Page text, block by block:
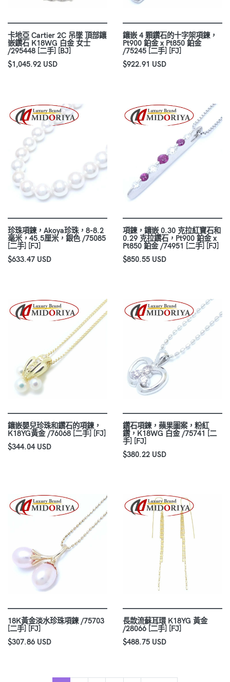
卡地亞 Cartier 2C 吊墜 頂部鑲
嵌鑽石 K18WG 白金 女士
/295448 [二手] [BJ]
$1,045.92 USD
鑲嵌 4 顆鑽石的十字架項鍊，
Pt900 鉑金 x Pt850 鉑金
/75245 [二手] [FJ]
$922.91 USD
珍珠項鍊，Akoya珍珠，8-8.2
毫米，45.5厘米，銀色 /75085
[二手] [FJ]
$633.47 USD
項鍊，鑲嵌 0.30 克拉紅寶石和
0.29 克拉鑽石，Pt900 鉑金 x
Pt850 鉑金 /74951 [二手] [FJ]
$850.55 USD
鑲嵌嬰兒珍珠和鑽石的項鍊，
K18YG黃金 /76068 [二手] [FJ]
$344.04 USD
鑽石項鍊，蘋果圖案，粉紅
鑽，K18WG 白金 /75741 [二
手] [FJ]
$380.22 USD
18K黃金淡水珍珠項鍊 /75703
[二手] [FJ]
$307.86 USD
長款流蘇耳環 K18YG 黃金
/28066 [二手] [FJ]
$488.75 USD